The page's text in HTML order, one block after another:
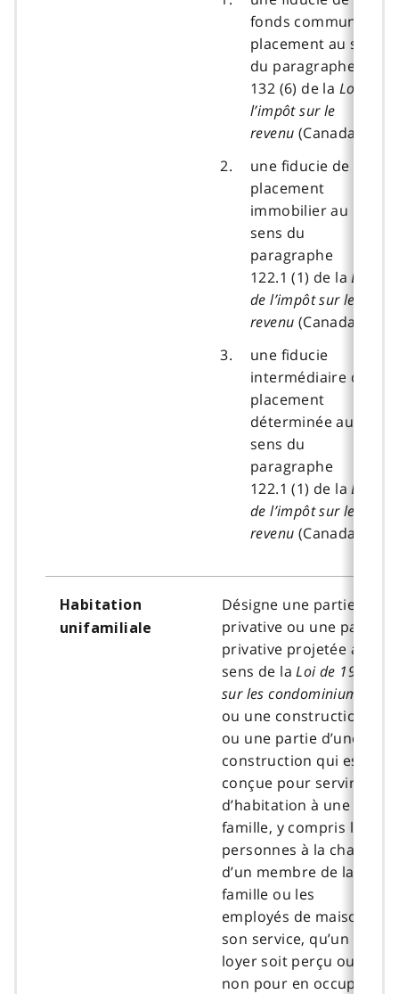
fonds commun de
placement au sens
du paragraphe
132 (6) de la Loi de
l’impôt sur le
revenu (Canada);
une fiducie de
placement
immobilier au
sens du
paragraphe
122.1 (1) de laLoi
de l’impôt sur le
revenu (Canada);
une fiducie
intermédiaire de
placement
déterminée au
sens du
paragraphe
122.1 (1) de laLoi
de l’impôt sur le
revenu (Canada)
Habitation
unifamiliale
Désigne une partie
privative ou une partie
privative projetée au
sens de laLoi de 1998
sur les condominiums
ou une construction
ou une partie d’une
construction qui est
conçue pour servir
d’habitation à une
famille, y compris les
personnes à la charge
d’un membre de la
famille ou les
employés de maison à
son service, qu’un
loyer soit perçu ou
non pour en occuper